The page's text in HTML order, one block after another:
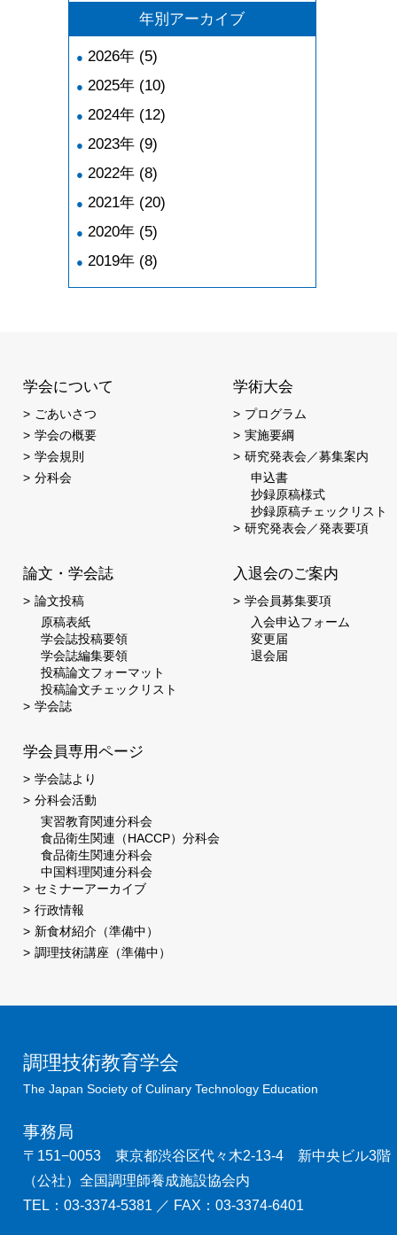
年別アーカイブ
2026年 (5)
2025年 (10)
2024年 (12)
2023年 (9)
2022年 (8)
2021年 (20)
2020年 (5)
2019年 (8)
学会について
ごあいさつ
学会の概要
学会規則
分科会
学術大会
プログラム
実施要綱
研究発表会／募集案内
申込書
抄録原稿様式
抄録原稿チェックリスト
研究発表会／発表要項
論文・学会誌
論文投稿
原稿表紙
学会誌投稿要領
学会誌編集要領
投稿論文フォーマット
投稿論文チェックリスト
学会誌
入退会のご案内
学会員募集要項
入会申込フォーム
変更届
退会届
学会員専用ページ
学会誌より
分科会活動
実習教育関連分科会
食品衛生関連（HACCP）分科会
食品衛生関連分科会
中国料理関連分科会
セミナーアーカイブ
行政情報
新食材紹介（準備中）
調理技術講座（準備中）
調理技術教育学会
The Japan Society of Culinary Technology Education
事務局
〒151−0053 東京都渋谷区代々木2-13-4 新中央ビル3階
（公社）全国調理師養成施設協会内
TEL：03-3374-5381 ／ FAX：03-3374-6401